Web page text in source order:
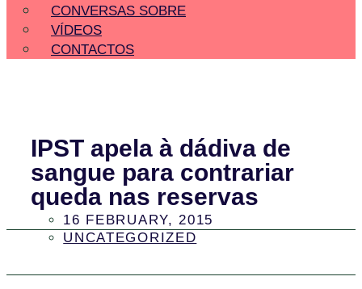
CONVERSAS SOBRE
VÍDEOS
CONTACTOS
IPST apela à dádiva de
sangue para contrariar
queda nas reservas
16 FEBRUARY, 2015
UNCATEGORIZED